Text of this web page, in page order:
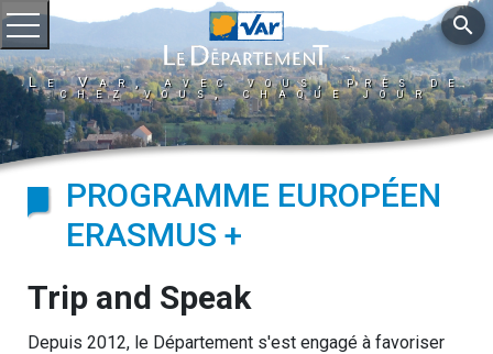
Ouvrir le menu
Le Var, avec vous, près de
chez vous, chaque jour
search
PROGRAMME EUROPÉEN
ERASMUS +
Trip and Speak
Depuis 2012, le Département s'est engagé à favoriser